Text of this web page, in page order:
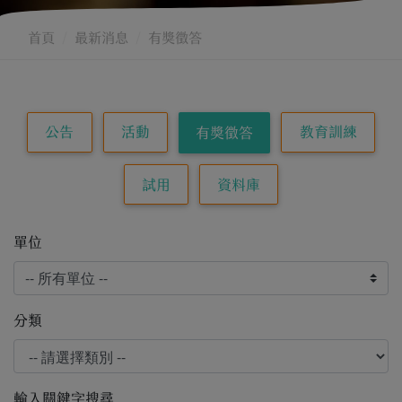
首頁 最新消息 有獎徵答
公告 活動 有獎徵答 教育訓練
試用 資料庫
單位
分類
輸入關鍵字搜尋